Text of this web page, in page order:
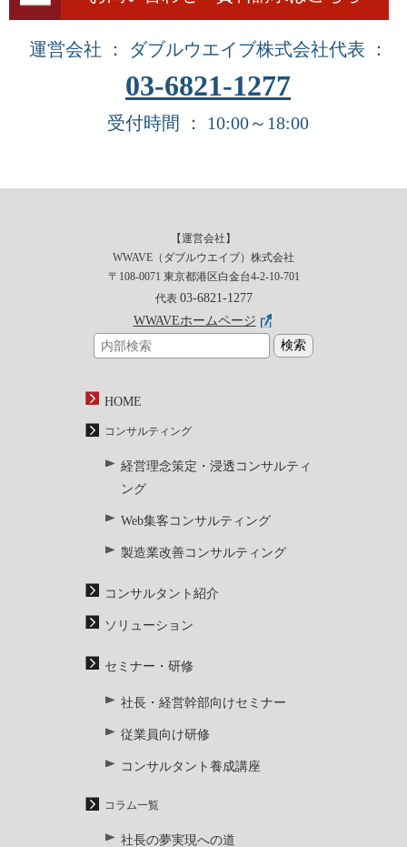
運営会社 ： ダブルウエイブ株式会社代表 ：
03-6821-1277
受付時間 ： 10:00～18:00
【運営会社】
WWAVE（ダブルウエイブ）株式会社
〒108-0071 東京都港区白金台4-2-10-701
代表 03-6821-1277
WWAVEホームページ
HOME
コンサルティング
経営理念策定・浸透コンサルティ
ング
Web集客コンサルティング
製造業改善コンサルティング
コンサルタント紹介
ソリューション
セミナー・研修
社長・経営幹部向けセミナー
従業員向け研修
コンサルタント養成講座
コラム一覧
社長の夢実現への道